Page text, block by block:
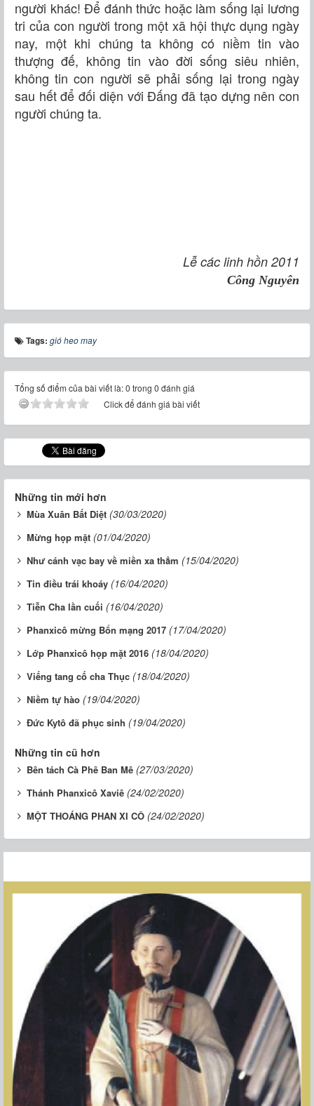
người khác! Để đánh thức hoặc làm sống lại lương
tri của con người trong một xã hội thực dụng ngày
nay, một khi chúng ta không có niềm tin vào
thượng đế, không tin vào đời sống siêu nhiên,
không tin con người sẽ phải sống lại trong ngày
sau hết để đối diện với Đấng đã tạo dựng nên con
người chúng ta.
Lễ các linh hồn 2011
Công Nguyên
Tags: gió heo may
Tổng số điểm của bài viết là: 0 trong 0 đánh giá
Click để đánh giá bài viết
Những tin mới hơn
Mùa Xuân Bất Diệt (30/03/2020)
Mừng họp mặt (01/04/2020)
Như cánh vạc bay về miền xa thẳm (15/04/2020)
Tin điều trái khoáy (16/04/2020)
Tiễn Cha lần cuối (16/04/2020)
Phanxicô mừng Bổn mạng 2017 (17/04/2020)
Lớp Phanxicô họp mặt 2016 (18/04/2020)
Viếng tang cố cha Thục (18/04/2020)
Niềm tự hào (19/04/2020)
Đức Kytô đã phục sinh (19/04/2020)
Những tin cũ hơn
Bên tách Cà Phê Ban Mê (27/03/2020)
Thánh Phanxicô Xaviê (24/02/2020)
MỘT THOÁNG PHAN XI CÔ (24/02/2020)